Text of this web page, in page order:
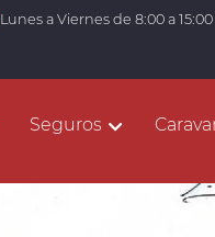
Lunes a Viernes de 8:00 a 15:00
Seguros